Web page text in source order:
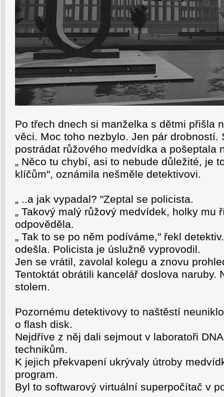
Po třech dnech si manželka s dětmi přišla
věci. Moc toho nezbylo. Jen pár drobností.
postrádat růžového medvídka a pošeptala
„ Něco tu chybí, asi to nebude důležité, je
klíčům", oznámila nešměle detektivovi.
„ ..a jak vypadal? "Zeptal se policista.
„ Takový malý růžový medvídek, holky mu
odpověděla.
„ Tak to se po něm podíváme," řekl
odešla. Policista je úslužně vyprovodil.
Jen se vrátil, zavolal kolegu a znovu
Tentoktát obrátili kancelář doslova naruby.
stolem.
Pozornému detektivovy to naštěstí
o flash disk.
Nejdříve z něj dali sejmout v laboratoři
technikům.
K jejich překvapení ukrývaly útroby
program.
Byl to softwarový virtuální superpočítač v